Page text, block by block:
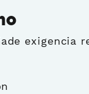
exigencia